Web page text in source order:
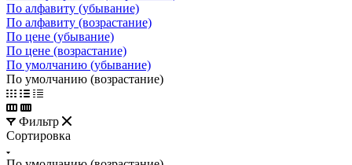
По алфавиту (убывание)
По алфавиту (возрастание)
По цене (убывание)
По цене (возрастание)
По умолчанию (убывание)
По умолчанию (возрастание)
Фильтр
Сортировка